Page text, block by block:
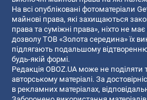
На всі опубліковані фотоматеріали
майнові права, які захищаються
права та суміжні права», ніхто не
дозволу ТОВ «Золота середина» їх
підлягають подальшому
будь-якій формі.
Редакція OBOZ.UA може не поділяти
авторському матеріалі. За
в рекламних матеріалах,